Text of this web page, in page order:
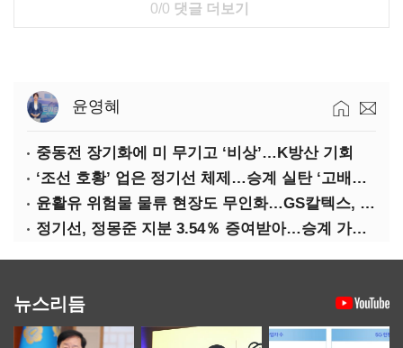
0/0 댓글 더보기
윤영혜
중동전 장기화에 미 무기고 ‘비상’…K방산 기회
‘조선 호황’ 업은 정기선 체제…승계 실탄 ‘고배당’ 주목
윤활유 위험물 물류 현장도 무인화…GS칼텍스, 디지털 전환 가속
정기선, 정몽준 지분 3.54％ 증여받아…승계 가속화
뉴스리듬